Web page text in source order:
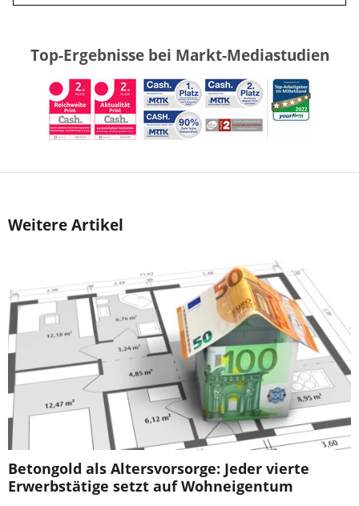
Top-Ergebnisse bei Markt-Mediastudien
Weitere Artikel
Betongold als Altersvorsorge: Jeder vierte
Erwerbstätige setzt auf Wohneigentum